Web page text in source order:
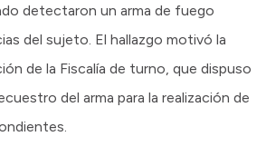
detectaron un arma de fuego
del sujeto. El hallazgo motivó la
de la Fiscalía de turno, que dispuso
del arma para la realización de